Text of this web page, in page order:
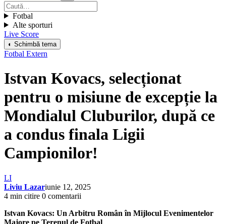
Fotbal
Alte sporturi
Live Score
◐ Schimbă tema
Fotbal Extern
Istvan Kovacs, selecționat
pentru o misiune de excepție la
Mondialul Cluburilor, după ce
a condus finala Ligii
Campionilor!
LI
Liviu Lazariunie 12, 2025
4 min citire 0 comentarii
Istvan Kovacs: Un Arbitru Român în Mijlocul Evenimentelor
Majore pe Terenul de Fotbal